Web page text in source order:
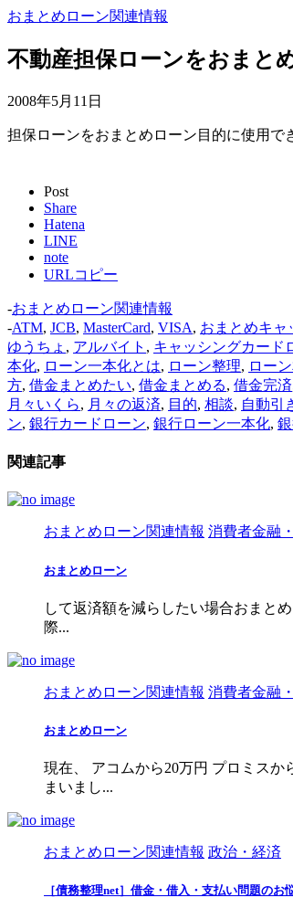
おまとめローン関連情報
不動産担保ローンをおまと
2008年5月11日
担保ローンをおまとめローン目的に使用で
Post
Share
Hatena
LINE
note
URLコピー
-おまとめローン関連情報
-ATM, JCB, MasterCard, VISA, おまとめキャ
ゆうちょ , アルバイト , キャッシングカード
本化, ローン一本化とは, ローン整理, ロー
方, 借金まとめたい, 借金まとめる, 借金完済
月々いくら, 月々の返済, 目的, 相談, 自動引
ン, 銀行カードローン, 銀行ローン一本化,
関連記事
おまとめローン関連情報 消費者金融
おまとめローン
して返済額を減らしたい場合おまと
際...
おまとめローン関連情報 消費者金融
おまとめローン
現在、 アコムから20万円 プロミス
まいまし...
おまとめローン関連情報 政治・経済
［債務整理net］借金・借入・支払い問題の